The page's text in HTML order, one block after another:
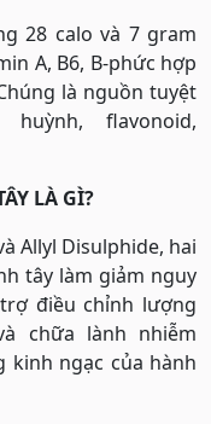
28 calo và 7 gram
A, B6, B-phức hợp
là nguồn tuyệt
flavonoid,
LÀ GÌ?
Allyl Disulphide, hai
tây làm giảm nguy
điều chỉnh lượng
chữa lành nhiễm
kinh ngạc của hành